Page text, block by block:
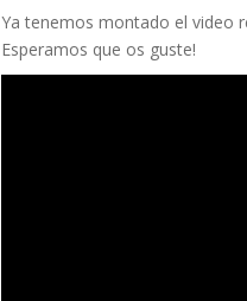
Ya tenemos montado el video
Esperamos que os guste!